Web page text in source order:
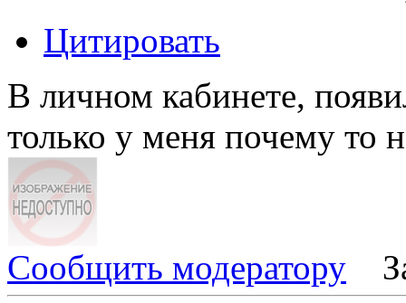
Цитировать
В личном кабинете,
только у меня почему то
Сообщить модератору